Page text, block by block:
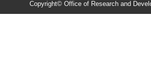
Copyright© Office of Research and